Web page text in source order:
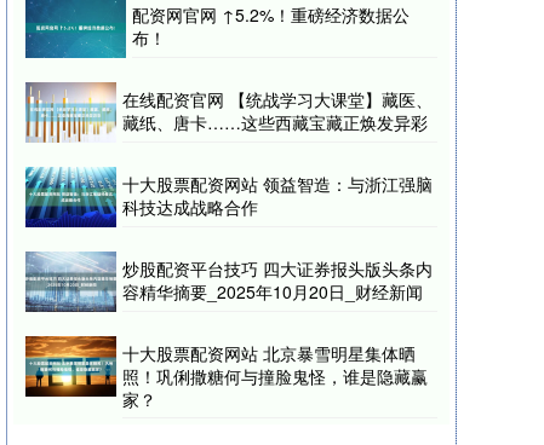
配资网官网 ↑5.2%！重磅经济数据公
布！
在线配资官网 【统战学习大课堂】藏医、
藏纸、唐卡……这些西藏宝藏正焕发异彩
十大股票配资网站 领益智造：与浙江强脑
科技达成战略合作
炒股配资平台技巧 四大证券报头版头条内
容精华摘要_2025年10月20日_财经新闻
十大股票配资网站 北京暴雪明星集体晒
照！巩俐撒糖何与撞脸鬼怪，谁是隐藏赢
家？